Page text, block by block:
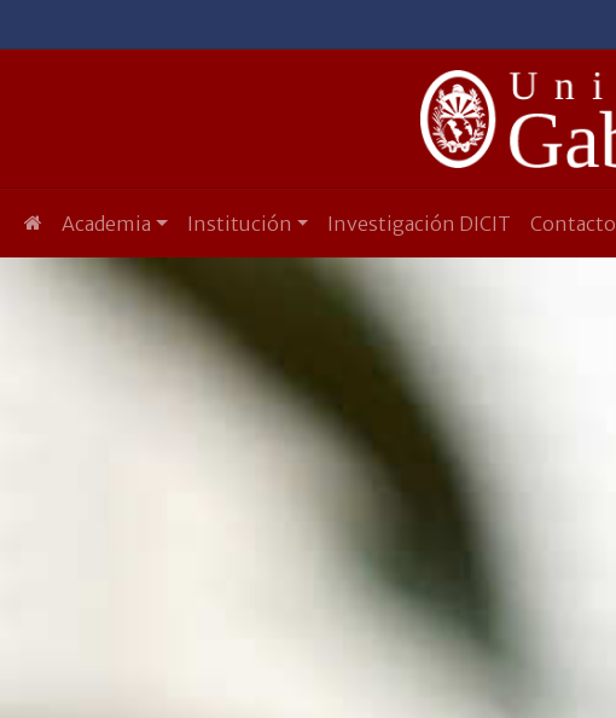
Academia Institución Investigación DICIT Contacto